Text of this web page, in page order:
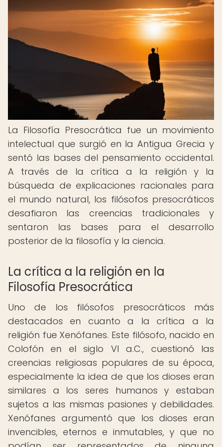
La Filosofía Presocrática fue un movimiento
intelectual que surgió en la Antigua Grecia y
sentó las bases del pensamiento occidental.
A través de la crítica a la religión y la
búsqueda de explicaciones racionales para
el mundo natural, los filósofos presocráticos
desafiaron las creencias tradicionales y
sentaron las bases para el desarrollo
posterior de la filosofía y la ciencia.
La crítica a la religión en la
Filosofía Presocrática
Uno de los filósofos presocráticos más
destacados en cuanto a la crítica a la
religión fue Xenófanes. Este filósofo, nacido en
Colofón en el siglo VI a.C., cuestionó las
creencias religiosas populares de su época,
especialmente la idea de que los dioses eran
similares a los seres humanos y estaban
sujetos a las mismas pasiones y debilidades.
Xenófanes argumentó que los dioses eran
invencibles, eternos e inmutables, y que no